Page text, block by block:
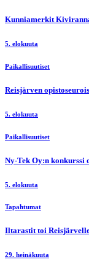
Kunniamerkit
5. elokuuta
Paikallisuutiset
Reisjärven
5. elokuuta
Paikallisuutiset
Ny-Tek Oy:n konkurssi
5. elokuuta
Tapahtumat
Iltarastit toi
29. heinäkuuta